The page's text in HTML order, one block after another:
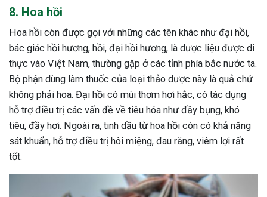
8. Hoa hồi
Hoa hồi còn được gọi với những các tên khác như đại hồi,
bác giác hồi hương, hồi, đại hồi hương, là dược liệu được di
thực vào Việt Nam, thường gặp ở các tỉnh phía bắc nước ta.
Bộ phận dùng làm thuốc của loại thảo dược này là quả chứ
không phải hoa. Đại hồi có mùi thơm hơi hắc, có tác dụng
hỗ trợ điều trị các vấn đề về tiêu hóa như đầy bụng, khó
tiêu, đầy hơi. Ngoài ra, tinh dầu từ hoa hồi còn có khả năng
sát khuẩn, hỗ trợ điều trị hôi miệng, đau răng, viêm lợi rất
tốt.